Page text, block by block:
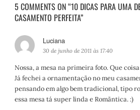
5 COMMENTS ON “10 DICAS PARA UMA
CASAMENTO PERFEITA”
Luciana
i
s
e
:
30 de junho de 2011 às 17:40
Nossa, a mesa na primeira foto. Que
Já fechei a ornamentação no meu
pensando em algo bem tradicional, tipo
essa mesa tá super linda e Romãntica. :)